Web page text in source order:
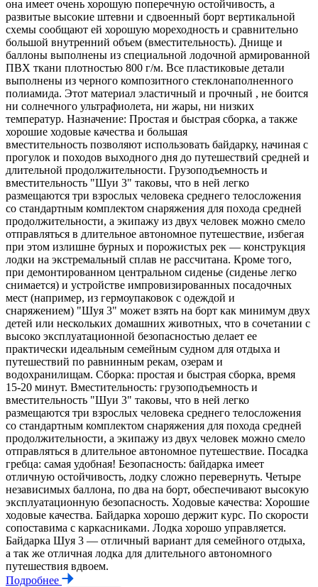
она имеет очень хорошую поперечную остойчивость, а
развитые высокие штевни и сдвоенный борт вертикальной
схемы сообщают ей хорошую мореходность и сравнительно
большой внутренний объем (вместительность). Днище и
баллоны выполнены из специальной лодочной армированной
ПВХ ткани плотностью 800 г/м. Все пластиковые детали
выполнены из черного композитного стеклонаполненного
полиамида. Этот материал эластичный и прочный , не боится
ни солнечного ультрафиолета, ни жары, ни низких
температур. Назначение: Простая и быстрая сборка, а также
хорошие ходовые качества и большая
вместительность позволяют использовать байдарку, начиная с
прогулок и походов выходного дня до путешествий средней и
длительной продолжительности. Грузоподъемность и
вместительность "Шуи 3" таковы, что в ней легко
размещаются три взрослых человека среднего телосложения
со стандартным комплектом снаряжения для похода средней
продолжительности, а экипажу из двух человек можно смело
отправляться в длительное автономное путешествие, избегая
при этом излишне бурных и порожистых рек — конструкция
лодки на экстремальный сплав не рассчитана. Кроме того,
при демонтированном центральном сиденье (сиденье легко
снимается) и устройстве импровизированных посадочных
мест (например, из гермоупаковок с одеждой и
снаряжением) "Шуя 3" может взять на борт как минимум двух
детей или нескольких домашних животных, что в сочетании с
высоко эксплуатационной безопасностью делает ее
практически идеальным семейным судном для отдыха и
путешествий по равнинным рекам, озерам и
водохранилищам. Сборка: простая и быстрая сборка, время
15-20 минут. Вместительность: грузоподъемность и
вместительность "Шуи 3" таковы, что в ней легко
размещаются три взрослых человека среднего телосложения
со стандартным комплектом снаряжения для похода средней
продолжительности, а экипажу из двух человек можно смело
отправляться в длительное автономное путешествие. Посадка
гребца: самая удобная! Безопасность: байдарка имеет
отличную остойчивость, лодку сложно перевернуть. Четыре
независимых баллона, по два на борт, обеспечивают высокую
эксплуатационную безопасность. Ходовые качества: Хорошие
ходовые качества. Байдарка хорошо держит курс. По скорости
сопоставима с каркасниками. Лодка хорошо управляется.
Байдарка Шуя 3 — отличный вариант для семейного отдыха,
а так же отличная лодка для длительного автономного
путешествия вдвоем.
Подробнее